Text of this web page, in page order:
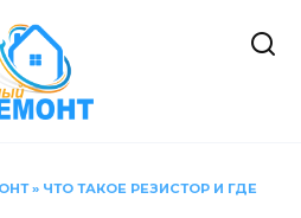
» ЧТО ТАКОЕ РЕЗИСТОР И ГДЕ